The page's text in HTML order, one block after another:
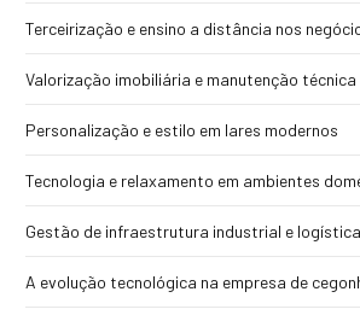
Terceirização e ensino a distância nos
Valorização imobiliária e manutenção técnica
Personalização e estilo em lares modernos
Tecnologia e relaxamento em ambientes
Gestão de infraestrutura industrial e
A evolução tecnológica na empresa de